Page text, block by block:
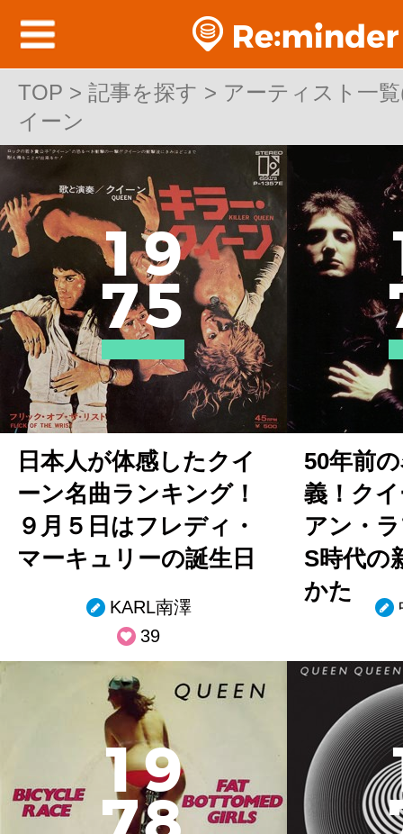
TOP > 記事を探す > アーティスト一
イーン
TOP > 記事を探す > アーティスト一
イーン
19
75
日本人が体感したクイ
ーン名曲ランキング！
９月５日はフレディ・
マーキュリーの誕生日
KARL南澤
39
50年前
義！ク
アン・
S時代の
かた
19